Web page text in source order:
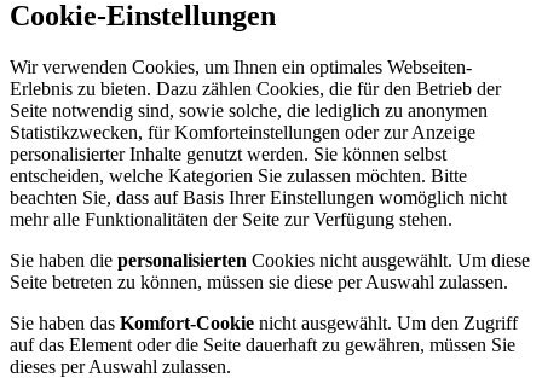
Cookie-Einstellungen
Wir verwenden Cookies, um Ihnen ein optimales Webseiten-
Erlebnis zu bieten. Dazu zählen Cookies, die für den Betrieb der
Seite notwendig sind, sowie solche, die lediglich zu anonymen
Statistikzwecken, für Komforteinstellungen oder zur Anzeige
personalisierter Inhalte genutzt werden. Sie können selbst
entscheiden, welche Kategorien Sie zulassen möchten. Bitte
beachten Sie, dass auf Basis Ihrer Einstellungen womöglich nicht
mehr alle Funktionalitäten der Seite zur Verfügung stehen.
Sie haben die personalisierten Cookies nicht ausgewählt. Um diese
Seite betreten zu können, müssen sie diese per Auswahl zulassen.
Sie haben das Komfort-Cookie nicht ausgewählt. Um den Zugriff
auf das Element oder die Seite dauerhaft zu gewähren, müssen Sie
dieses per Auswahl zulassen.